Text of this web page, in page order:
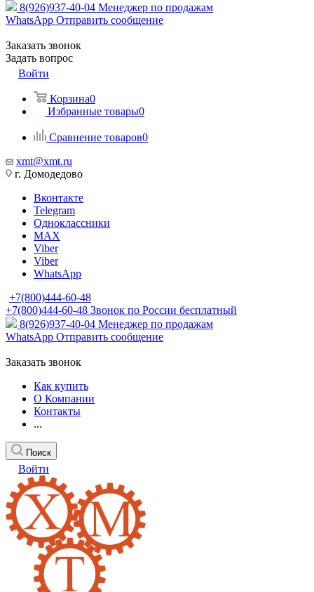
8(926)937-40-04 Менеджер по продажам
WhatsApp Отправить сообщение
Заказать звонок
Задать вопрос
Войти
Корзина0
Избранные товары0
Сравнение товаров0
xmt@xmt.ru
г. Домодедово
Вконтакте
Telegram
Одноклассники
MAX
Viber
Viber
WhatsApp
+7(800)444-60-48
+7(800)444-60-48 Звонок по России бесплатный
8(926)937-40-04 Менеджер по продажам
WhatsApp Отправить сообщение
Заказать звонок
Как купить
О Компании
Контакты
...
Поиск
Войти